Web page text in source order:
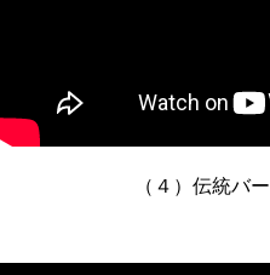
（４）伝統バ